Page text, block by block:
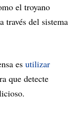
el troyano
través del sistema
es utilizar
que detecte